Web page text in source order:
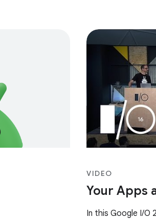
VIDEO
Your Apps
In this Google I/O